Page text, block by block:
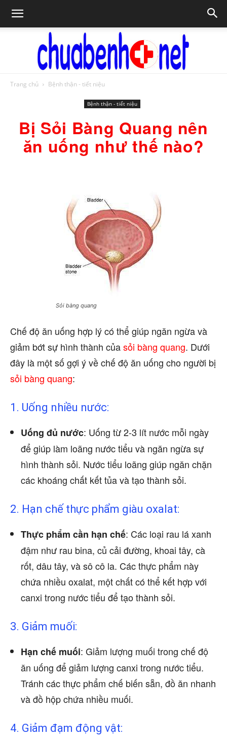
Trang chủ Bệnh thận - tiết niệu
Bệnh thận - tiết niệu
Bị Sỏi Bàng Quang nên
ăn uống như thế nào?
Sỏi bàng quang
Chế độ ăn uống hợp lý có thể giúp ngăn ngừa và
giảm bớt sự hình thành củasỏi bàng quang. Dưới
đây là một số gợi ý về chế độ ăn uống cho người bị
sỏi bàng quang:
1. Uống nhiều nước:
Uống đủ nước: Uống từ 2-3 lít nước mỗi ngày
để giúp làm loãng nước tiểu và ngăn ngừa sự
hình thành sỏi. Nước tiểu loãng giúp ngăn chặn
các khoáng chất kết tủa và tạo thành sỏi.
2. Hạn chế thực phẩm giàu oxalat:
Thực phẩm cần hạn chế: Các loại rau lá xanh
đậm như rau bina, củ cải đường, khoai tây, cà
rốt, dâu tây, và sô cô la. Các thực phẩm này
chứa nhiều oxalat, một chất có thể kết hợp với
canxi trong nước tiểu để tạo thành sỏi.
3. Giảm muối:
Hạn chế muối: Giảm lượng muối trong chế độ
ăn uống để giảm lượng canxi trong nước tiểu.
Tránh các thực phẩm chế biến sẵn, đồ ăn nhanh
và đồ hộp chứa nhiều muối.
4. Giảm đạm động vật: